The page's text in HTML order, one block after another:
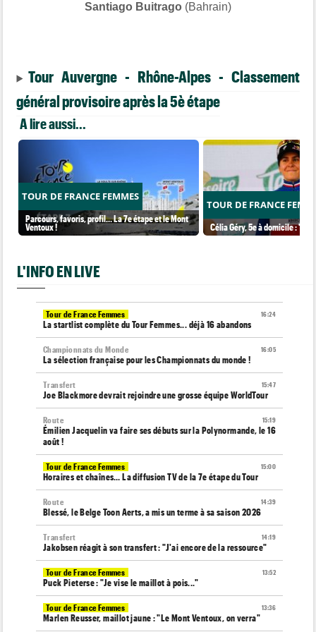
Santiago Buitrago (Bahrain)
Tour Auvergne - Rhône-Alpes - Classement
général provisoire après la 5è étape
A lire aussi...
TOUR DE FRANCE FEMMES
Parcours, favoris, profil… La 7e étape et le Mont
Ventoux !
TOUR DE FRANCE
Célia Géry, 5e à domicile :
L'INFO EN LIVE
16:24
Tour de France Femmes
La startlist complète du Tour Femmes... déjà 16 abandons
16:05
Championnats du Monde
La sélection française pour les Championnats du monde !
15:47
Transfert
Joe Blackmore devrait rejoindre une grosse équipe WorldTour
15:19
Route
Émilien Jacquelin va faire ses débuts sur la Polynormande, le 16
août !
15:00
Tour de France Femmes
Horaires et chaînes… La diffusion TV de la 7e étape du Tour
14:39
Route
Blessé, le Belge Toon Aerts, a mis un terme à sa saison 2026
14:19
Transfert
Jakobsen réagit à son transfert : "J'ai encore de la ressource"
13:52
Tour de France Femmes
Puck Pieterse : "Je vise le maillot à pois..."
13:36
Tour de France Femmes
Marlen Reusser, maillot jaune : "Le Mont Ventoux, on verra"